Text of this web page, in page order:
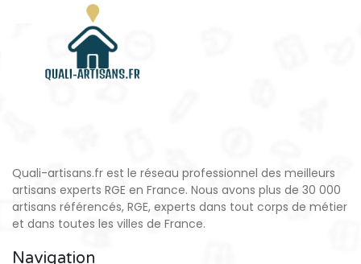
Quali-artisans.fr est le réseau professionnel des meilleurs
artisans experts RGE en France. Nous avons plus de 30 000
artisans référencés, RGE, experts dans tout corps de métier
et dans toutes les villes de France.
Navigation